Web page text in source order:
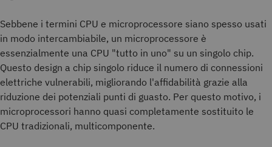
Sebbene i termini CPU e microprocessore siano spesso usati
in modo intercambiabile, un microprocessore è
essenzialmente una CPU "tutto in uno" su un singolo chip.
Questo design a chip singolo riduce il numero di connessioni
elettriche vulnerabili, migliorando l'affidabilità grazie alla
riduzione dei potenziali punti di guasto. Per questo motivo, i
microprocessori hanno quasi completamente sostituito le
CPU tradizionali, multicomponente.